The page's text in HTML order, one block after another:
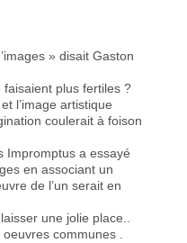
» disait Gaston
plus fertiles ?
l’image artistique
coulerait à foison
Impromptus a essayé
en associant un
de l’un serait en
une jolie place..
oeuvres communes .